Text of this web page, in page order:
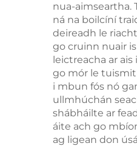
nua-aimseartha.
ná na boilcíní
deireadh le
go cruinn nuair
leictreacha ar
go mór le
i mbun fós nó
ullmhúchán
shábháilte ar
áite ach go
ag ligean don